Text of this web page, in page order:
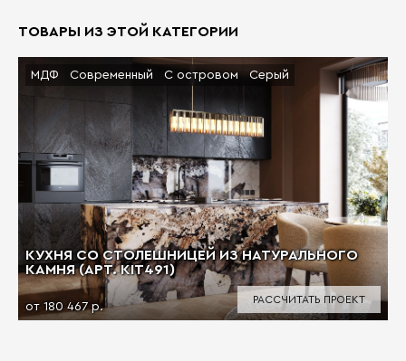
ТОВАРЫ ИЗ ЭТОЙ КАТЕГОРИИ
КУХНЯ СО СТОЛЕШНИЦЕЙ ИЗ НАТУРАЛЬНОГО
КАМНЯ (АРТ. KIT491)
от 180 467 р.
МДФ Современный С островом Серый
РАССЧИТАТЬ ПРОЕКТ